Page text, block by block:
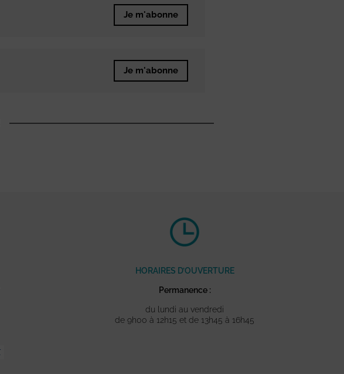
Je m'abonne
Je m'abonne
HORAIRES D’OUVERTURE
Permanence :
du lundi au vendredi
de 9h00 à 12h15 et de 13h45 à 16h45